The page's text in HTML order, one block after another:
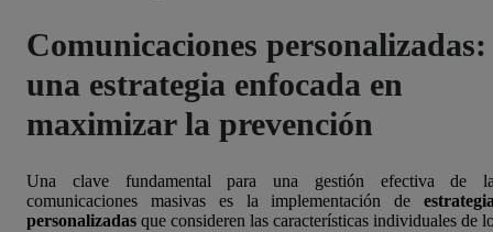
Comunicaciones personalizadas:
una estrategia enfocada en
maximizar la prevención
Una clave fundamental para una gestión efectiva de
comunicaciones masivas es la implementación de
personalizadas que consideren las características individuales de